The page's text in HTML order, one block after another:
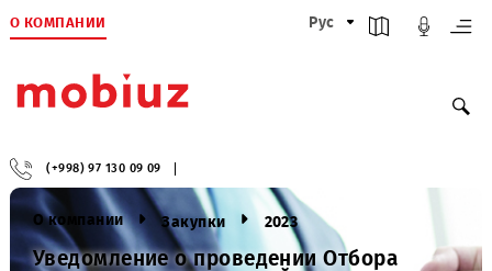
О КОМПАНИИ Рус
(+998) 97 130 09 09
О компании Закупки 2023